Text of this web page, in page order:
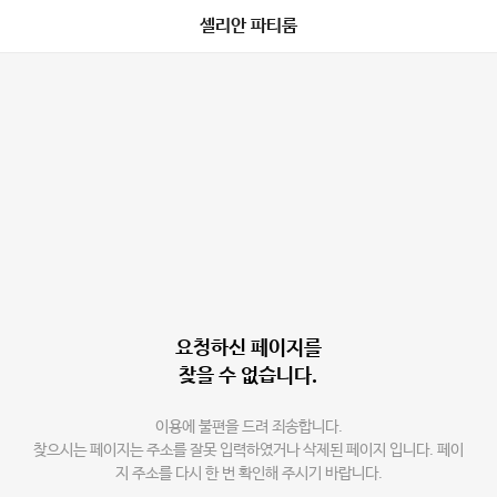
셀리안 파티룸
요청하신 페이지를
찾을 수 없습니다.
이용에 불편을 드려 죄송합니다.
찾으시는 페이지는 주소를 잘못 입력하였거나 삭제된 페이지 입니다. 페이
지 주소를 다시 한 번 확인해 주시기 바랍니다.